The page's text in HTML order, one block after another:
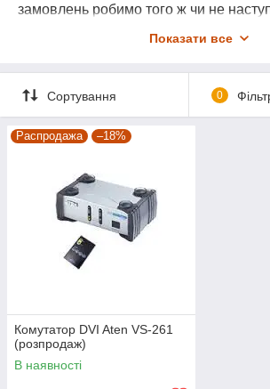
замовлень робимо того ж чи не
якості у передбачених Законом
потрібна якість – це до нас.
Показати все
Сортування 0
Распродажа –18%
Комутатор DVI Aten VS-261
(розпродаж)
В наявності